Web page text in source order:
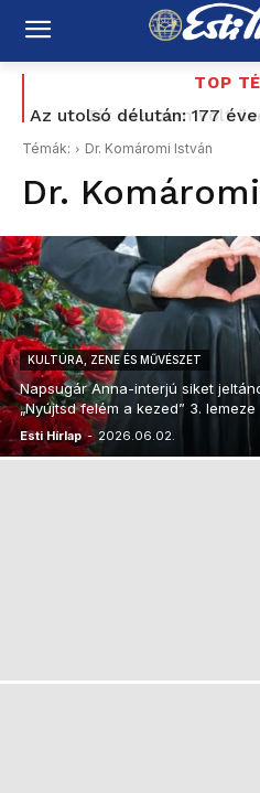
TOP
Az utolsó délután: 177 éve
és azóta sem tudjuk
Tíz éve nem volt
Magyarországon – az
Témák: Dr. Komáromi István
Dr.
KULTÚRA, ZENE ÉS MŰVÉSZET
Napsugár Anna-interjú siket
„Nyújtsd felém a kezed” 3. lemeze
Esti Hírlap - 2026.06.02.